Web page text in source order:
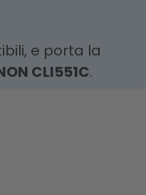
e porta la
CLI551C.